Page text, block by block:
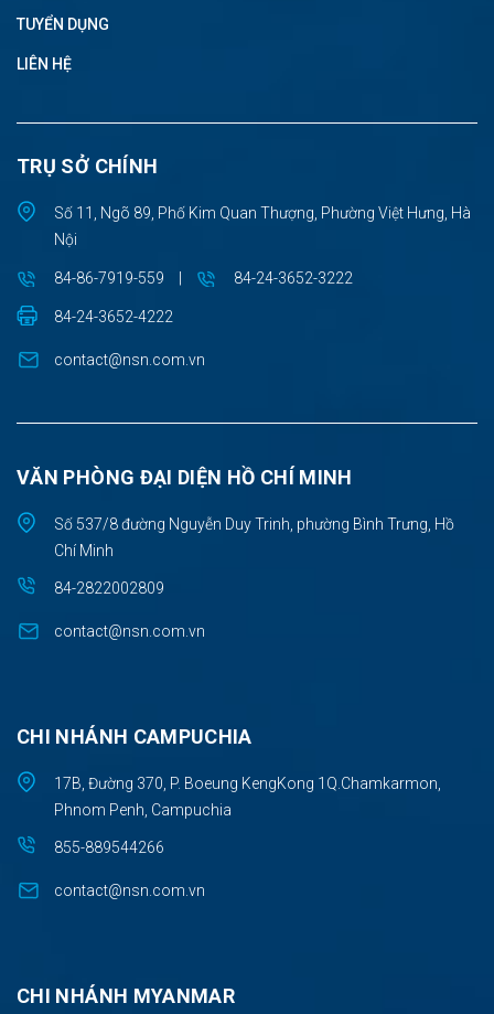
TUYỂN DỤNG
LIÊN HỆ
TRỤ SỞ CHÍNH
Số 11, Ngõ 89, Phố Kim Quan Thượng, Phường Việt Hưng, Hà
Nội
84-86-7919-559 84-24-3652-3222
84-24-3652-4222
contact@nsn.com.vn
VĂN PHÒNG ĐẠI DIỆN HỒ CHÍ MINH
Số 537/8 đường Nguyễn Duy Trinh, phường Bình Trưng, Hồ
Chí Minh
84-2822002809
contact@nsn.com.vn
CHI NHÁNH CAMPUCHIA
17B, Đường 370, P. Boeung KengKong 1Q.Chamkarmon,
Phnom Penh, Campuchia
855-889544266
contact@nsn.com.vn
CHI NHÁNH MYANMAR